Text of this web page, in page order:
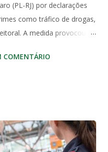
(PL-RJ) por declarações
como tráfico de drogas,
A medida provocou
prevista na
53 da Constituição é
ou condicionantes,
exercício do mandato
COMENTÁRIO